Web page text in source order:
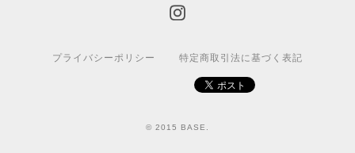
プライバシーポリシー 特定商取引法に基づく表記
© 2015 BASE.